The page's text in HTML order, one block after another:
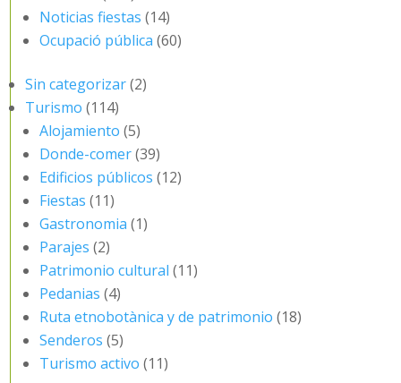
Noticias fiestas (14)
Ocupació pública (60)
Sin categorizar(2)
Turismo (114)
Alojamiento (5)
Donde-comer(39)
Edificios públicos (12)
Fiestas (11)
Gastronomia (1)
Parajes (2)
Patrimonio cultural (11)
Pedanias (4)
Ruta etnobotànica y de patrimonio (18)
Senderos (5)
Turismo activo (11)